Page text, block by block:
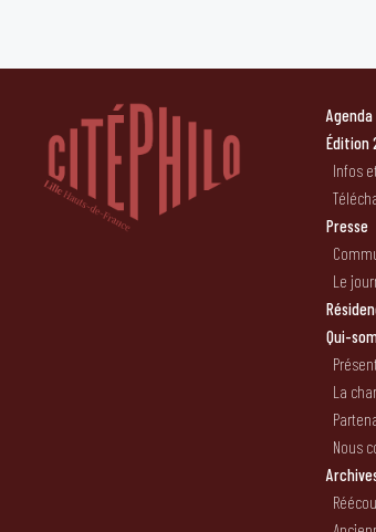
Agenda
Édition
Infos
Presse
Le
Qui-
La
Nous